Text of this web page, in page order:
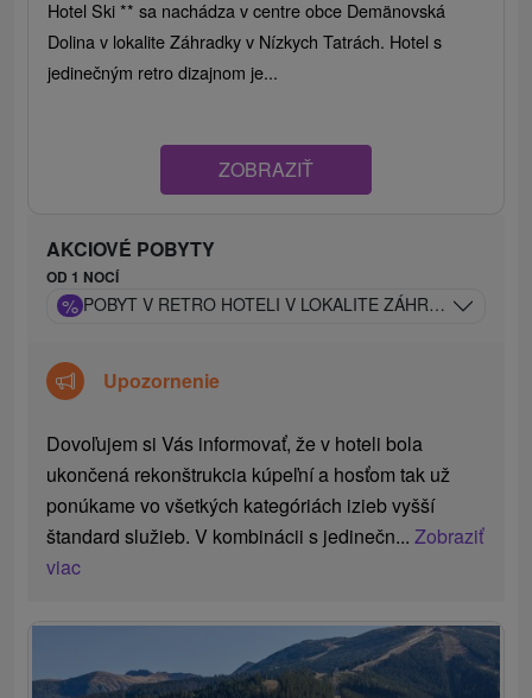
Hotel Ski ** sa nachádza v centre obce Demänovská
Dolina v lokalite Záhradky v Nízkych Tatrách. Hotel s
jedinečným retro dizajnom je...
ZOBRAZIŤ
AKCIOVÉ POBYTY
OD 1 NOCÍ
% POBYT V RETRO HOTELI V LOKALITE ZÁHRADKY S
Upozornenie
Dovoľujem si Vás informovať, že v hoteli bola
ukončená rekonštrukcia kúpeľní a hosťom tak už
ponúkame vo všetkých kategóriách izieb vyšší
štandard služieb. V kombinácii s jedinečn...Zobraziť
viac